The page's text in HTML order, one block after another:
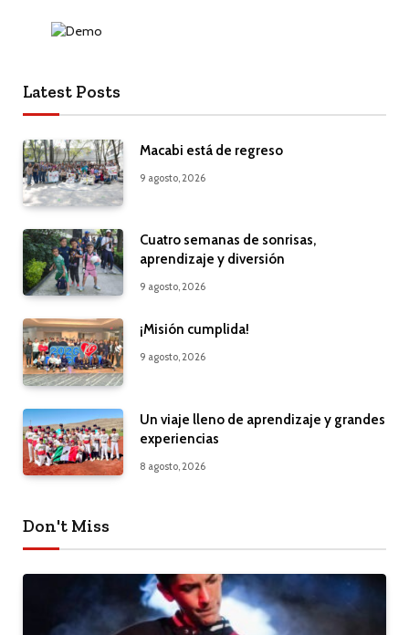
Latest Posts
Macabi está de regreso
9 agosto, 2026
Cuatro semanas de sonrisas,
aprendizaje y diversión
9 agosto, 2026
¡Misión cumplida!
9 agosto, 2026
Un viaje lleno de aprendizaje y grandes
experiencias
8 agosto, 2026
Don't Miss